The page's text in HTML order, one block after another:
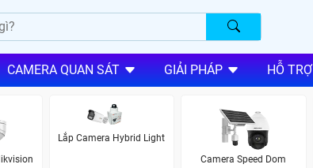
CAMERA QUAN SÁT GIẢI PHÁP HỖ TRỢ
Lắp Camera Hybrid Light
Camera Speed Dom